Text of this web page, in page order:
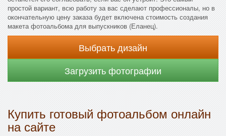
простой вариант, всю работу за вас сделают профессионалы, но в
окончательную цену заказа будет включена стоимость создания
макета фотоальбома для выпускников (Еланец).
Выбрать дизайн
Загрузить фотографии
Купить готовый фотоальбом онлайн
на сайте